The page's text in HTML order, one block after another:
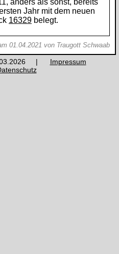
anders als sonst, bereits
Jahr mit dem neuen
16329 belegt.
01.04.2021 von Traugott Schwaab
| Impressum